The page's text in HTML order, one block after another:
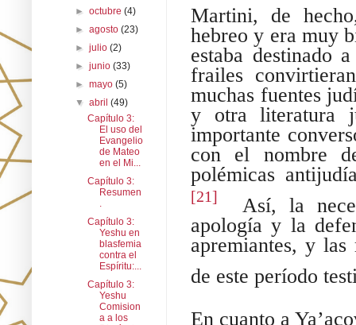
Martini, de
hebreo y era muy
estaba destinado
frailes
muchas fuentes
y otra literatura
importante
con el nombre
polémicas
[21]
Así, la
apología y la
apremiantes, y las
de este período
En cuanto a
►octubre(4)
►agosto(23)
►julio(2)
►junio(33)
►mayo(5)
▼abril(49)
Capítulo 3:
El uso del
Evangelio
de Mateo
en el Mi...
Capítulo 3:
Resumen
.
Capítulo 3:
Yeshu en
blasfemia
contra el
Espíritu:...
Capítulo 3:
Yeshu
Comision
a a los